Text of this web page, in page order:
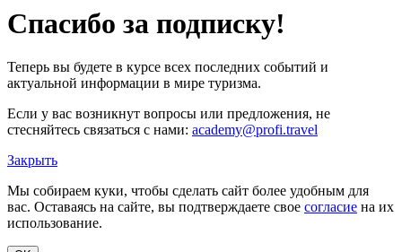
Спасибо за подписку!
Теперь вы будете в курсе всех последних событий и
актуальной информации в мире туризма.
Если у вас возникнут вопросы или предложения, не
стесняйтесь связаться с нами: academy@profi.travel
Закрыть
Мы собираем куки, чтобы сделать сайт более удобным для
вас. Оставаясь на сайте, вы подтверждаете свое согласие на их
использование.